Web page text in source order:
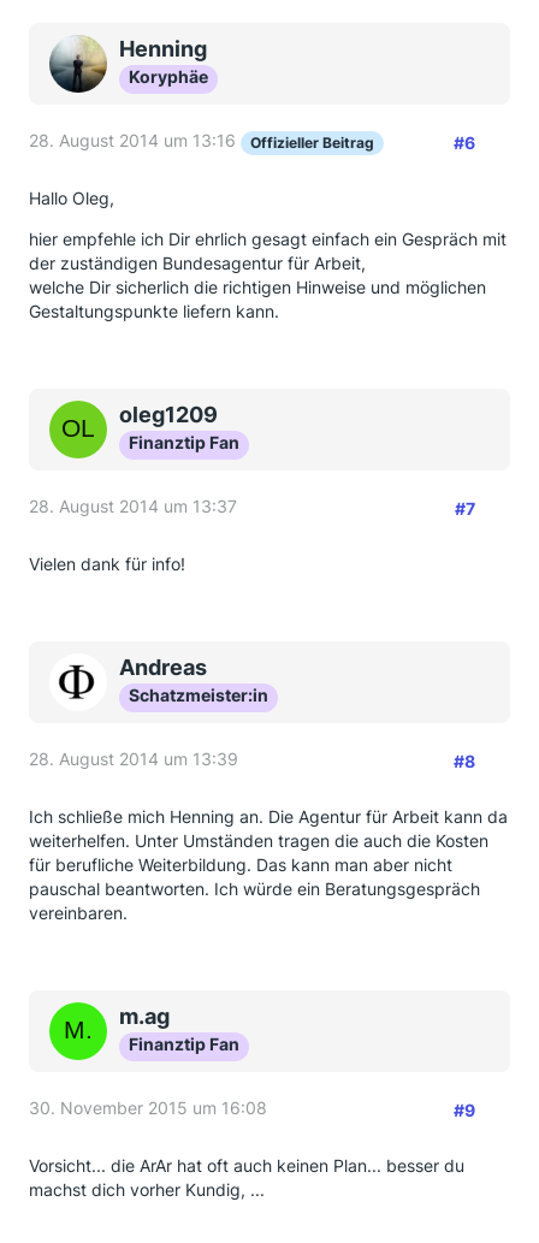
Henning
Koryphäe
28. August 2014 um 13:16 Offizieller Beitrag #6
Hallo Oleg,
hier empfehle ich Dir ehrlich gesagt einfach ein Gespräch mit
der zuständigen Bundesagentur für Arbeit,
welche Dir sicherlich die richtigen Hinweise und möglichen
Gestaltungspunkte liefern kann.
oleg1209
Finanztip Fan
28. August 2014 um 13:37 #7
Vielen dank für info!
Andreas
Schatzmeister:in
28. August 2014 um 13:39 #8
Ich schließe mich Henning an. Die Agentur für Arbeit kann da
weiterhelfen. Unter Umständen tragen die auch die Kosten
für berufliche Weiterbildung. Das kann man aber nicht
pauschal beantworten. Ich würde ein Beratungsgespräch
vereinbaren.
m.ag
Finanztip Fan
30. November 2015 um 16:08 #9
Vorsicht... die ArAr hat oft auch keinen Plan... besser du
machst dich vorher Kundig, ...